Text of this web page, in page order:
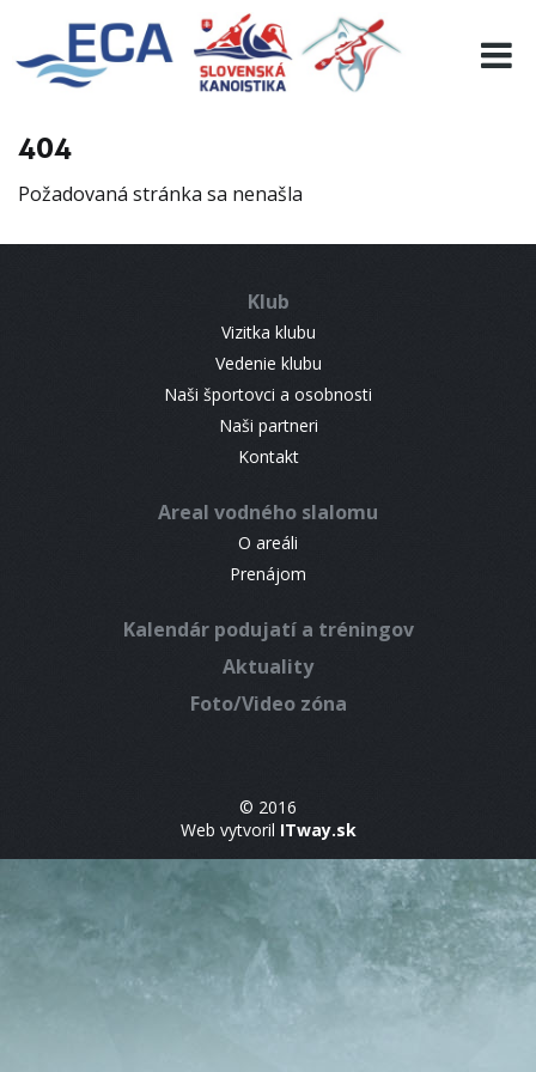
404
Požadovaná stránka sa nenašla
Klub
Vizitka klubu
Vedenie klubu
Naši športovci a osobnosti
Naši partneri
Kontakt
Areal vodného slalomu
O areáli
Prenájom
Kalendár podujatí a tréningov
Aktuality
Foto/Video zóna
© 2016
Web vytvoril ITway.sk
EURO 19
INFO
RESULTS
CONTACT